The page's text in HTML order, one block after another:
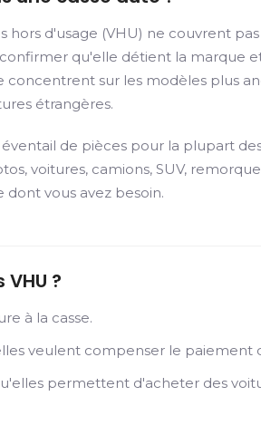
d'usage (VHU) ne couvrent
qu'elle détient la marque
concentrent sur les modèles plus
étrangères.
de pièces pour la plupart
voitures, camions, SUV,
vous avez besoin.
?
à la casse.
veulent compenser le paiement
permettent d'acheter des